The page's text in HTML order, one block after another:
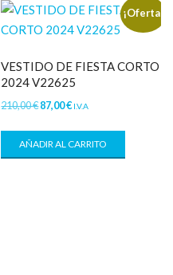
¡Oferta!
VESTIDO DE FIESTA CORTO
2024 V22625
210,00€87,00€ I.V.A
AÑADIR AL CARRITO